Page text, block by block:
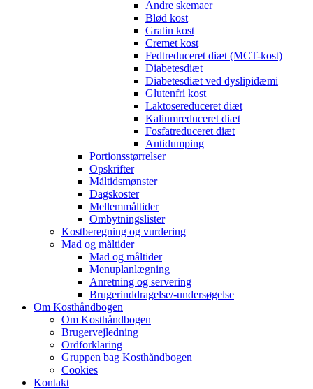
Andre skemaer
Blød kost
Gratin kost
Cremet kost
Fedtreduceret diæt (MCT-kost)
Diabetesdiæt
Diabetesdiæt ved dyslipidæmi
Glutenfri kost
Laktosereduceret diæt
Kaliumreduceret diæt
Fosfatreduceret diæt
Antidumping
Portionsstørrelser
Opskrifter
Måltidsmønster
Dagskoster
Mellemmåltider
Ombytningslister
Kostberegning og vurdering
Mad og måltider
Mad og måltider
Menuplanlægning
Anretning og servering
Brugerinddragelse/-undersøgelse
Om Kosthåndbogen
Om Kosthåndbogen
Brugervejledning
Ordforklaring
Gruppen bag Kosthåndbogen
Cookies
Kontakt